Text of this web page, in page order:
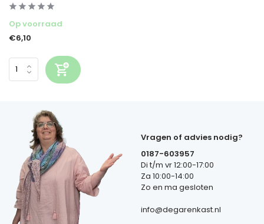
Op voorraad
€6,10
Vragen of advies nodig?
0187-603957
Di t/m vr 12:00-17:00
Za 10:00-14:00
Zo en ma gesloten
info@degarenkast.nl